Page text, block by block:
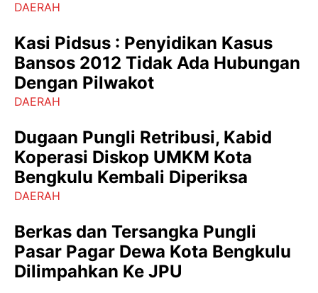
DAERAH
Kasi Pidsus : Penyidikan Kasus
Bansos 2012 Tidak Ada Hubungan
Dengan Pilwakot
DAERAH
Dugaan Pungli Retribusi, Kabid
Koperasi Diskop UMKM Kota
Bengkulu Kembali Diperiksa
DAERAH
Berkas dan Tersangka Pungli
Pasar Pagar Dewa Kota Bengkulu
Dilimpahkan Ke JPU